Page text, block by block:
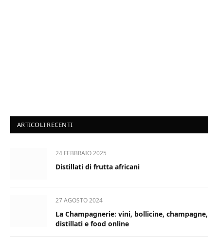
ARTICOLI RECENTI
24 FEBBRAIO 2025
Distillati di frutta africani
27 AGOSTO 2024
La Champagnerie: vini, bollicine, champagne,
distillati e food online